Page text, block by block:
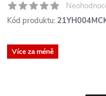
Kód produktu:
Více za méně